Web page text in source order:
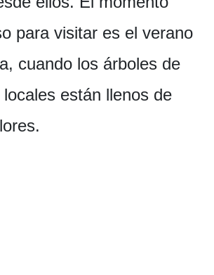
para visitar es el verano
cuando los árboles de
están llenos de